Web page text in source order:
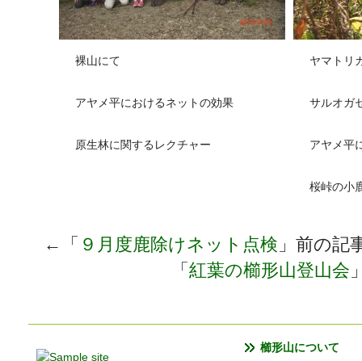
ヤマトリ
裸山にて
サルオガ
アヤメ平におけるネットの効果
アヤメ平
原生林に関するレクチャー
桜峠の小
←「 ９月度鹿除けネット点検 」前の
「 紅葉の櫛形山登山会
櫛形山について